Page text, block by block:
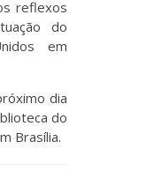
reflexos
do
em
dia
do
Brasília.